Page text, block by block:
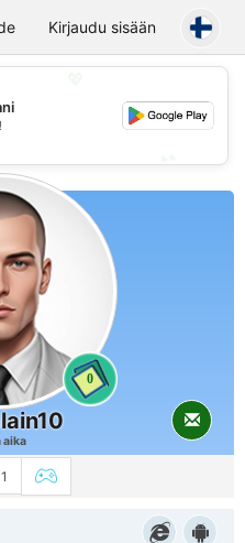
SpaceKirjaudu sisään
0
1